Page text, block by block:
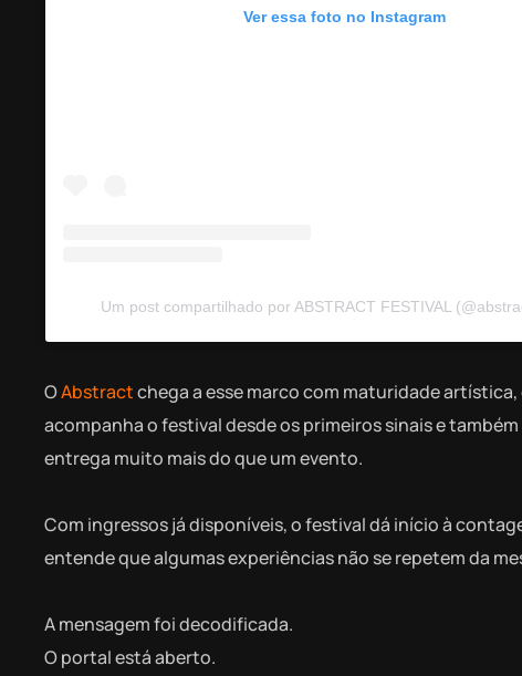
Ver essa foto no Instagram
Um post compartilhado por ABSTRACT FESTIVAL
OAbstractchega a esse marco com maturidade
acompanha o festival desde os primeiros sinais e
entrega muito mais do que um evento.
Com ingressos já disponíveis, o festival dá início à
entende que algumas experiências não se repetem da
A mensagem foi decodificada.
O portal está aberto.